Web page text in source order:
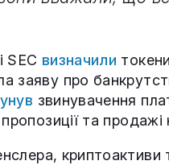
SEC визначили
заяву про
звинувачення
та
криптоактиви